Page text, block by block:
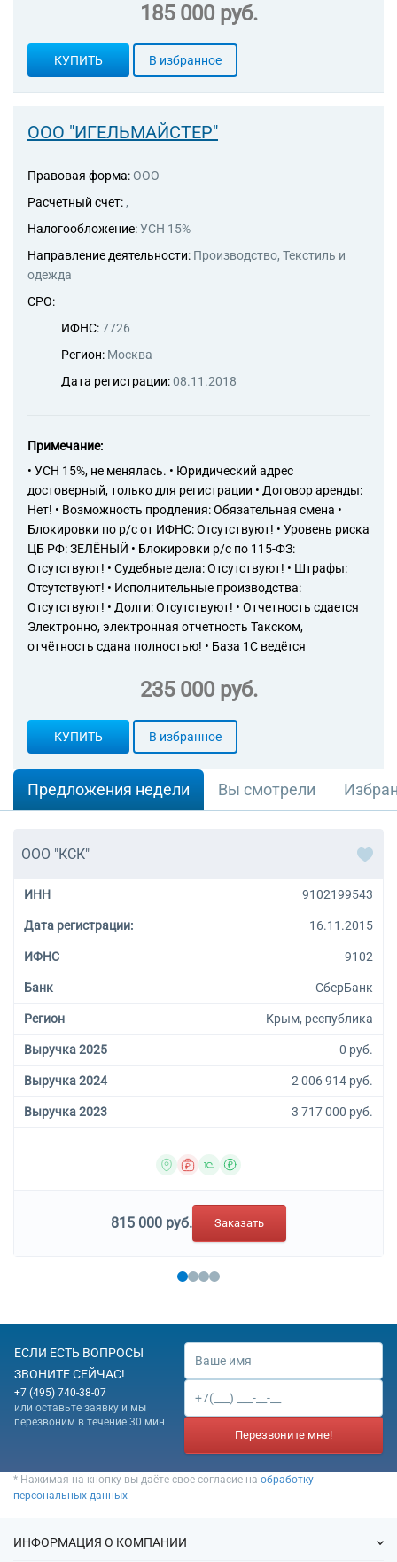
185 000 руб.
КУПИТЬ В избранное
ООО "ИГЕЛЬМАЙСТЕР"
Правовая форма: ООО
Расчетный счет: ,
Налогообложение:УСН 15%
Направление деятельности: Производство, Текстиль и
одежда
СРО:
ИФНС:7726
Регион: Москва
Дата регистрации:08.11.2018
Примечание:
• УСН 15%, не менялась. • Юридический адрес
достоверный, только для регистрации • Договор аренды:
Нет! • Возможность продления: Обязательная смена •
Блокировки по р/с от ИФНС: Отсутствуют! • Уровень риска
ЦБ РФ: ЗЕЛЁНЫЙ • Блокировки р/с по 115-ФЗ:
Отсутствуют! • Судебные дела: Отсутствуют! • Штрафы:
Отсутствуют! • Исполнительные производства:
Отсутствуют! • Долги: Отсутствуют! • Отчетность сдается
Электронно, электронная отчетность Такском,
отчётность сдана полностью! • База 1С ведётся
235 000 руб.
КУПИТЬ В избранное
Предложения недели Вы смотрели
ООО "КСК"
ИНН 9102199543
Дата регистрации: 16.11.2015
ИФНС 9102
Банк СберБанк
Регион Крым, республика
Выручка 2025 0 руб.
Выручка 2024 2 006 914 руб.
Выручка 2023 3 717 000 руб.
815 000 руб. Заказать
ЕСЛИ ЕСТЬ ВОПРОСЫ
ЗВОНИТЕ СЕЙЧАС!
+7 (495) 740-38-07
или оставьте заявку и мы
перезвоним в течение 30 мин
Перезвоните мне!
* Нажимая на кнопку вы даёте свое согласие на обработку
персональных данных
ИНФОРМАЦИЯ О КОМПАНИИ